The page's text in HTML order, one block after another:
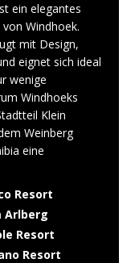
ein elegantes
Windhoek.
mit Design,
eignet sich ideal
wenige
Windhoeks
Klein
Weinberg
eine
Resort
Arlberg
Resort
Resort